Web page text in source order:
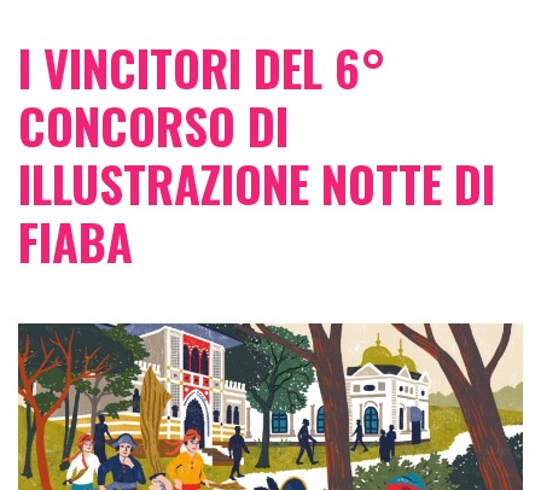
l’ambiente
I VINCITORI DEL 6°
CONCORSO DI
ILLUSTRAZIONE NOTTE DI
FIABA